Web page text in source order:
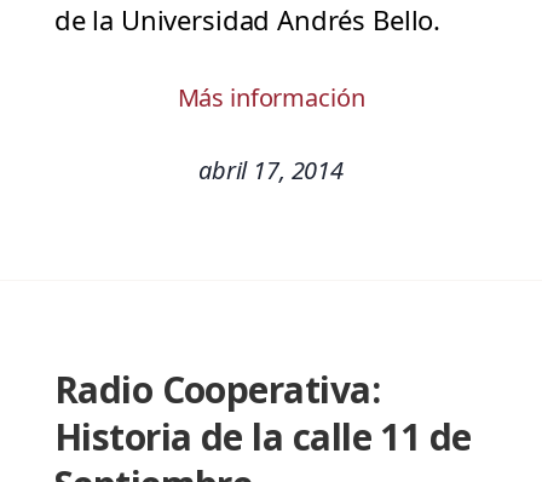
de la Universidad Andrés Bello.
Más información
abril 17, 2014
Radio Cooperativa:
Historia de la calle 11 de